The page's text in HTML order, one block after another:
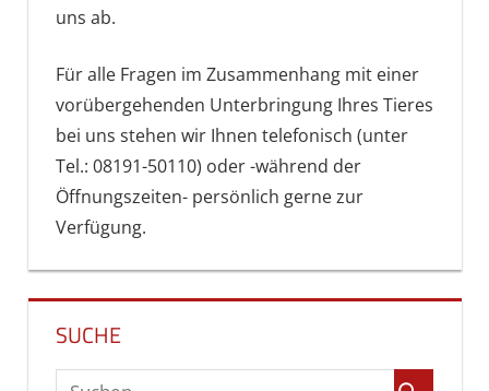
uns ab.
Für alle Fragen im Zusammenhang mit einer
vorübergehenden Unterbringung Ihres Tieres
bei uns stehen wir Ihnen telefonisch (unter
Tel.: 08191-50110) oder -während der
Öffnungszeiten- persönlich gerne zur
Verfügung.
SUCHE